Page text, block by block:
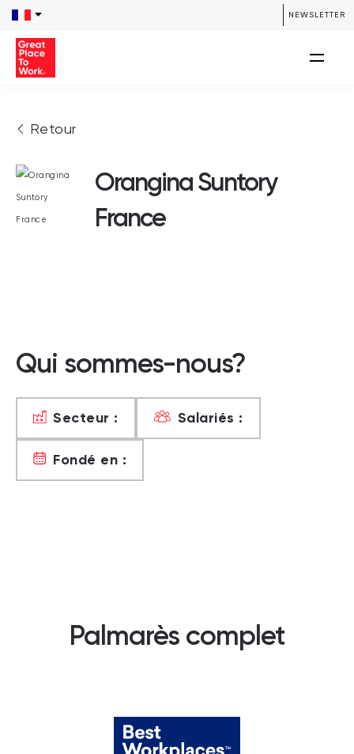
NEWSLETTER
Retour
Orangina Suntory
France
Qui sommes-nous?
Secteur : Salariés :
Fondé en :
Palmarès complet